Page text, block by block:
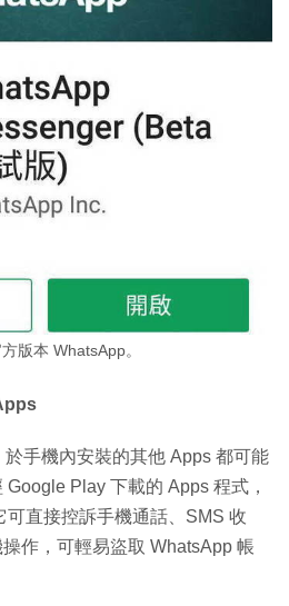
版本 WhatsApp。
手機內安裝的其他 Apps 都可能
Play 下載的 Apps 程式，
直接控訴手機通話、SMS 收
作，可輕易盜取 WhatsApp 帳